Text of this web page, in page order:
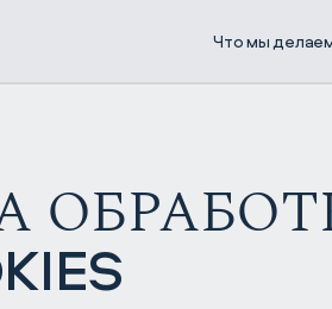
Что мы